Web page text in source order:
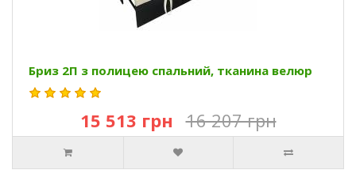
Бриз 2П з полицею спальний, тканина велюр
15 513 грн 16 207 грн